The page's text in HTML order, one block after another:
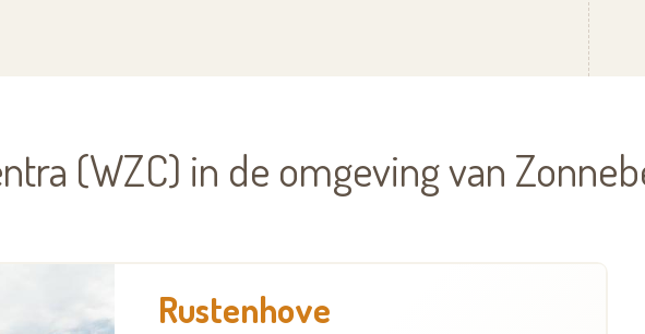
(WZC) in de omgeving van
Rustenhove